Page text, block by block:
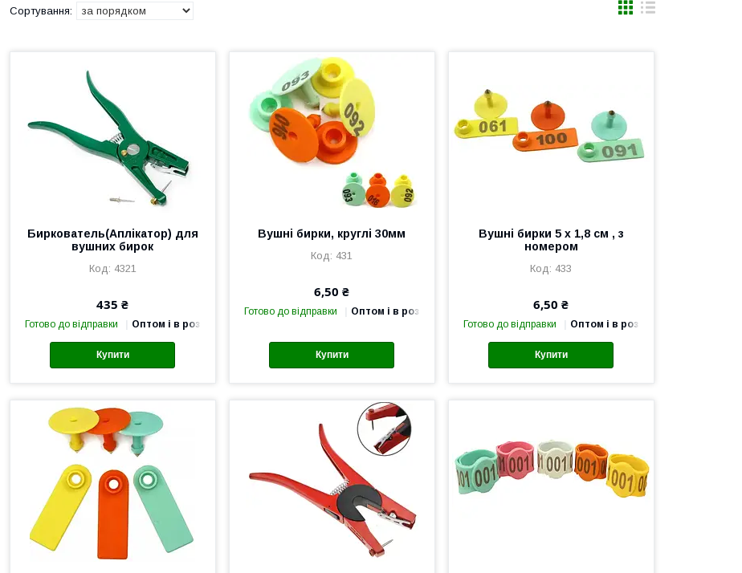
Биркователь(Аплікатор) для
вушних бирок
4321
435 ₴
Готово до відправки Оптом і в роздріб
Купити
Вушні бирки, круглі 30мм
431
6,50 ₴
Готово до відправки Оптом і в роздріб
Купити
Вушні бирки 5 х 1,8 см , з
номером
433
6,50 ₴
Готово до відправки Оптом і в роздріб
Купити